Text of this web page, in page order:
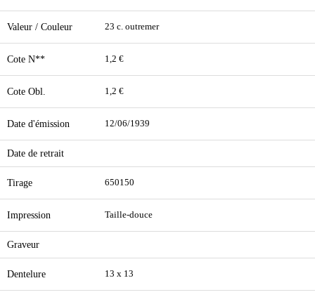
Valeur / Couleur 23 c. outremer
Cote N** 1,2 €
Cote Obl. 1,2 €
Date d'émission 12/06/1939
Date de retrait
Tirage 650150
Impression Taille-douce
Graveur
Dentelure 13 x 13